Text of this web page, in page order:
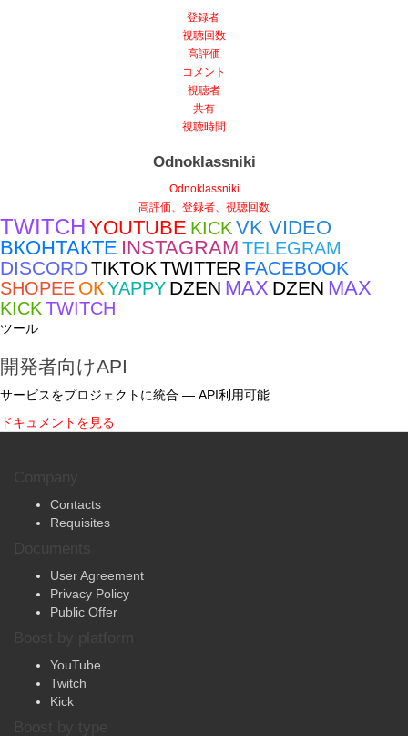
登録者
視聴回数
高評価
コメント
視聴者
共有
視聴時間
Odnoklassniki
Odnoklassniki
高評価、登録者、視聴回数
TWITCH YOUTUBE KICK VK VIDEO
ВКОНТАКТЕ INSTAGRAM TELEGRAM
DISCORD TIKTOK TWITTER FACEBOOK
SHOPEE ОКYAPPY DZEN MAX DZEN MAX
KICK TWITCH
ツール
開発者向けAPI
サービスをプロジェクトに統合 — API利用可能
ドキュメントを見る
Contacts
Requisites
User Agreement
Privacy Policy
Public Offer
YouTube
Twitch
Kick